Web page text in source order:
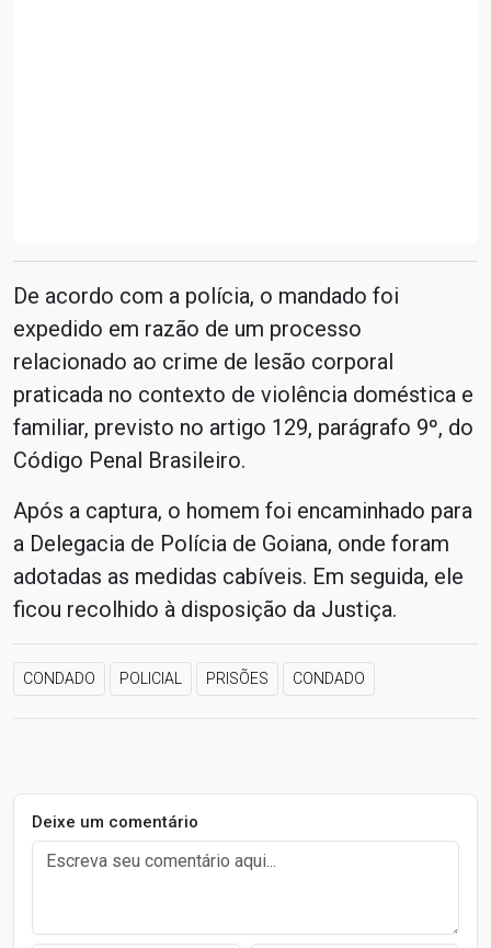
De acordo com a polícia, o mandado foi
expedido em razão de um processo
relacionado ao crime de lesão corporal
praticada no contexto de violência doméstica e
familiar, previsto no artigo 129, parágrafo 9º, do
Código Penal Brasileiro.
Após a captura, o homem foi encaminhado para
a Delegacia de Polícia de Goiana, onde foram
adotadas as medidas cabíveis. Em seguida, ele
ficou recolhido à disposição da Justiça.
CONDADO POLICIAL PRISÕES CONDADO
Deixe um comentário